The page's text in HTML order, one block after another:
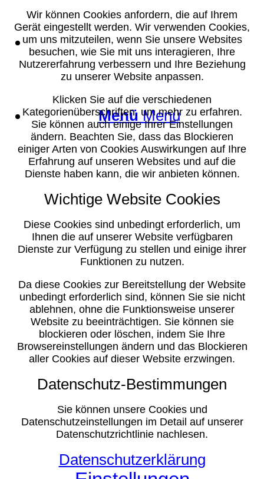
Suche
Menü Menü
Wir können Cookies anfordern, die auf Ihrem
Gerät eingestellt werden. Wir verwenden Cookies,
um uns mitzuteilen, wenn Sie unsere Websites
besuchen, wie Sie mit uns interagieren, Ihre
Nutzererfahrung verbessern und Ihre Beziehung
zu unserer Website anpassen.
Klicken Sie auf die verschiedenen
Kategorienüberschriften, um mehr zu erfahren.
Sie können auch einige Ihrer Einstellungen
ändern. Beachten Sie, dass das Blockieren
einiger Arten von Cookies Auswirkungen auf Ihre
Erfahrung auf unseren Websites und auf die
Dienste haben kann, die wir anbieten können.
Wichtige Website Cookies
Diese Cookies sind unbedingt erforderlich, um
Ihnen die auf unserer Website verfügbaren
Dienste zur Verfügung zu stellen und einige ihrer
Funktionen zu nutzen.
Da diese Cookies zur Bereitstellung der Website
unbedingt erforderlich sind, können Sie sie nicht
ablehnen, ohne die Funktionsweise unserer
Website zu beeinträchtigen. Sie können sie
blockieren oder löschen, indem Sie Ihre
Browsereinstellungen ändern und das Blockieren
aller Cookies auf dieser Website erzwingen.
Datenschutz-Bestimmungen
Sie können unsere Cookies und
Datenschutzeinstellungen im Detail auf unserer
Datenschutzrichtlinie nachlesen.
Datenschutzerklärung